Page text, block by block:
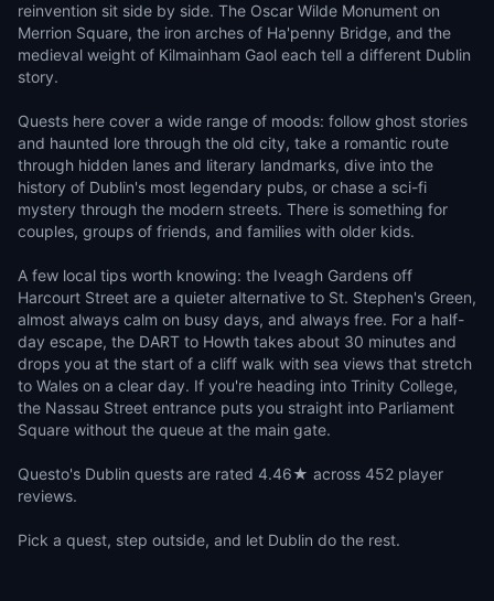
reinvention sit side by side. The Oscar Wilde Monument on
Merrion Square, the iron arches of Ha'penny Bridge, and the
medieval weight of Kilmainham Gaol each tell a different Dublin
story.
Quests here cover a wide range of moods: follow ghost stories
and haunted lore through the old city, take a romantic route
through hidden lanes and literary landmarks, dive into the
history of Dublin's most legendary pubs, or chase a sci-fi
mystery through the modern streets. There is something for
couples, groups of friends, and families with older kids.
A few local tips worth knowing: the Iveagh Gardens off
Harcourt Street are a quieter alternative to St. Stephen's Green,
almost always calm on busy days, and always free. For a half-
day escape, the DART to Howth takes about 30 minutes and
drops you at the start of a cliff walk with sea views that stretch
to Wales on a clear day. If you're heading into Trinity College,
the Nassau Street entrance puts you straight into Parliament
Square without the queue at the main gate.
Questo's Dublin quests are rated 4.46★ across 452 player
reviews.
Pick a quest, step outside, and let Dublin do the rest.